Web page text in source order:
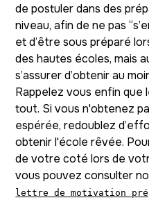
de postuler dans des
niveau, afin de ne pas
et d’être sous préparé
des hautes écoles, mais
s’assurer d’obtenir au
Rappelez vous enfin que
tout. Si vous n'obtenez
espérée, redoublez
obtenir l'école rêvée.
de votre coté lors de
vous pouvez consulter
lettre de motivation